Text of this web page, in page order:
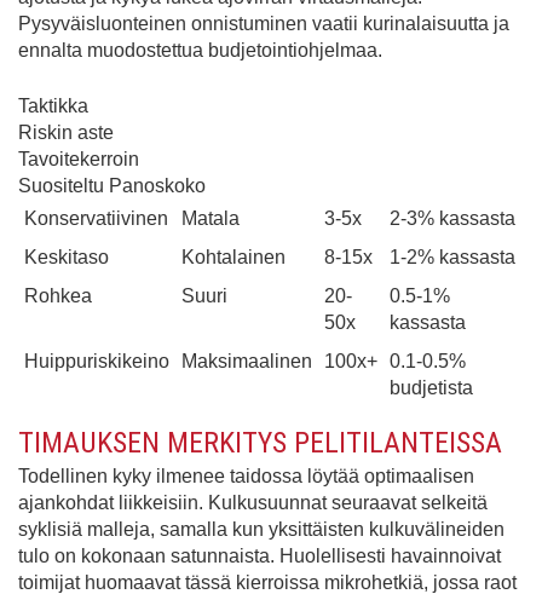
Pysyväisluonteinen onnistuminen vaatii kurinalaisuutta ja
ennalta muodostettua budjetointiohjelmaa.
Taktikka
Riskin aste
Tavoitekerroin
Suositeltu Panoskoko
Konservatiivinen
Matala 3-5x
2-3% kassasta
Keskitaso
Kohtalainen 8-15x
1-2% kassasta
Rohkea
Suuri
20-
50x
0.5-1%
kassasta
Huippuriskikeino
Maksimaalinen 100x+ 0.1-0.5%
budjetista
TIMAUKSEN MERKITYS PELITILANTEISSA
Todellinen kyky ilmenee taidossa löytää optimaalisen
ajankohdat liikkeisiin. Kulkusuunnat seuraavat selkeitä
syklisiä malleja, samalla kun yksittäisten kulkuvälineiden
tulo on kokonaan satunnaista. Huolellisesti havainnoivat
toimijat huomaavat tässä kierroissa mikrohetkiä, jossa raot